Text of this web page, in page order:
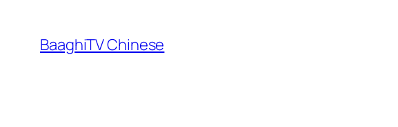
content
BaaghiTV Chinese